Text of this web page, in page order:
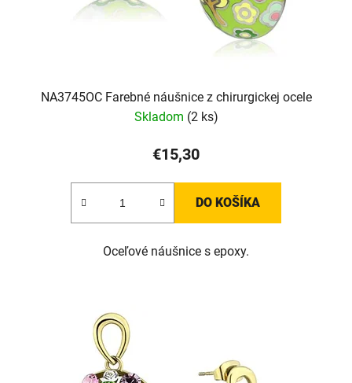
NA3745OC Farebné náušnice z chirurgickej ocele
Skladom (2 ks)
€15,30
DO KOŠÍKA
Oceľové náušnice s epoxy.